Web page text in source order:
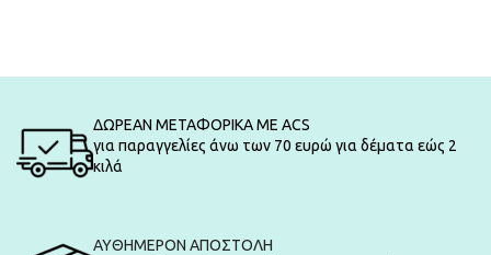
ΔΩΡΕΑΝ ΜΕΤΑΦΟΡΙΚΑ ΜΕ ACS
για παραγγελίες άνω των 70 ευρώ για δέματα εώς 2
κιλά
ΑΥΘΗΜΕΡΟΝ ΑΠΟΣΤΟΛΗ